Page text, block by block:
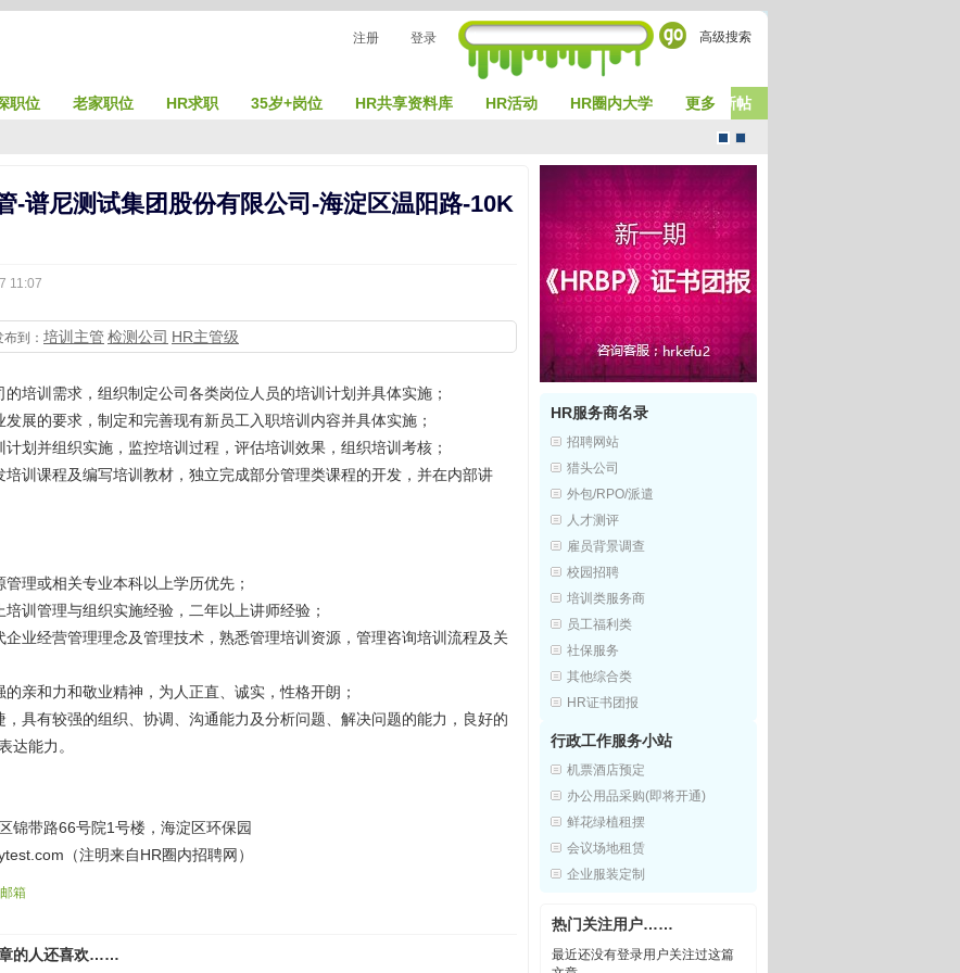
注册 登录 高级搜索
发新帖
职位 老家职位 HR求职 35岁+岗位 HR共享资料库 HR活动 HR圈内大学
更多
认 风
-谱尼测试集团股份有限公司-海淀区温阳路-10K
11:07
到： 培训主管 检测公司 HR主管级
的培训需求，组织制定公司各类岗位人员的培训计划并具体实施；
发展的要求，制定和完善现有新员工入职培训内容并具体实施；
计划并组织实施，监控培训过程，评估培训效果，组织培训考核；
培训课程及编写培训教材，独立完成部分管理类课程的开发，并在内部讲
管理或相关专业本科以上学历优先；
培训管理与组织实施经验，二年以上讲师经验；
企业经营管理理念及管理技术，熟悉管理培训资源，管理咨询培训流程及关
的亲和力和敬业精神，为人正直、诚实，性格开朗；
，具有较强的组织、协调、沟通能力及分析问题、解决问题的能力，良好的
达能力。
锦带路66号院1号楼，海淀区环保园
（注明来自HR圈内招聘网）
箱
的人还喜欢……
HR服务商名录
招聘网站
猎头公司
外包/RPO/派遣
人才测评
雇员背景调查
校园招聘
培训类服务商
员工福利类
社保服务
其他综合类
HR证书团报
行政工作服务小站
机票酒店预定
办公用品采购(即将开通)
鲜花绿植租摆
会议场地租赁
企业服装定制
热门关注用户……
最近还没有登录用户关注过这篇